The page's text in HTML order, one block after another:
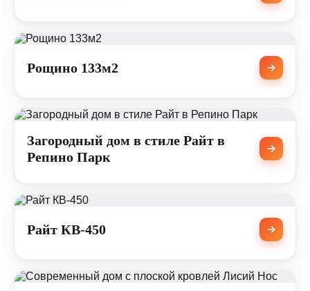
Рощино 133м2
Загородный дом в стиле Райт в
Репино Парк
Райт КВ-450